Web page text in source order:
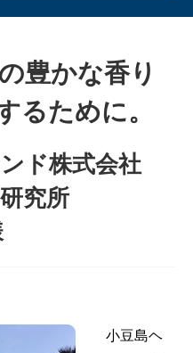
豊かな香り
るために。
ド株式会社
究所
小豆島ヘ